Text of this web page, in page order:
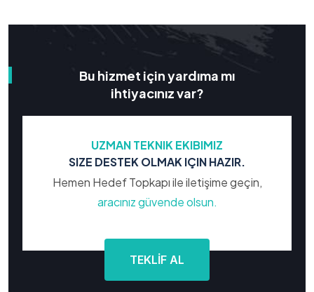
Bu hizmet için yardıma mı
ihtiyacınız var?
UZMAN TEKNIK EKIBIMIZ
SIZE DESTEK OLMAK IÇIN HAZIR.
Hemen Hedef Topkapı ile iletişime geçin,
aracınız güvende olsun.
TEKLİF AL